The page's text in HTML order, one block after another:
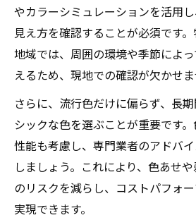
やカラーシミュレーションを活用
見え方を確認することが必須です
地域では、周囲の環境や季節によ
えるため、現地での確認が欠かせま
さらに、流行色だけに偏らず、長
シックな色を選ぶことが重要です
性能も考慮し、専門業者のアドバ
しましょう。これにより、色あせ
のリスクを減らし、コストパフォ
実現できます。